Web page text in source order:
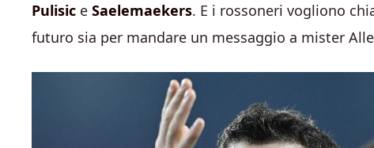
Pulisic e Saelemaekers. E i rossoneri vogliono
futuro sia per mandare un messaggio a mister